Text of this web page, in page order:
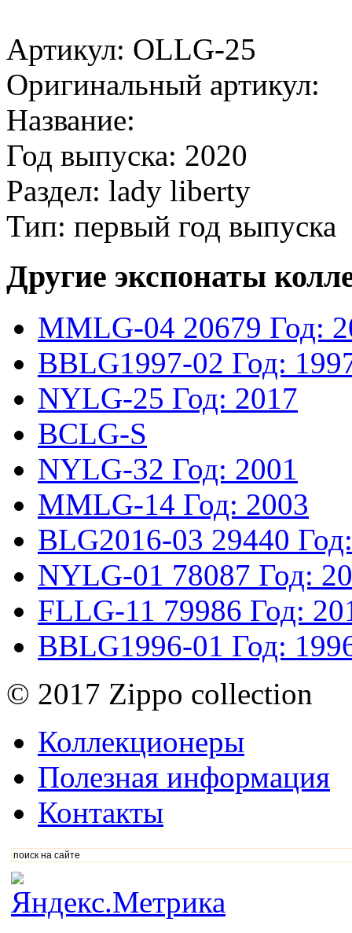
Артикул: OLLG-25
Оригинальный артикул:
Название:
Год выпуска: 2020
Раздел: lady liberty
Тип: первый год выпуска
Другие экспонаты
MMLG-04 20679 Год:
BBLG1997-02 Год:
NYLG-25 Год: 2017
BCLG-S
NYLG-32 Год: 2001
MMLG-14 Год: 2003
BLG2016-03 29440
NYLG-01 78087 Год:
FLLG-11 79986 Год:
BBLG1996-01 Год:
© 2017 Zippo collection
Коллекционеры
Полезная информация
Контакты